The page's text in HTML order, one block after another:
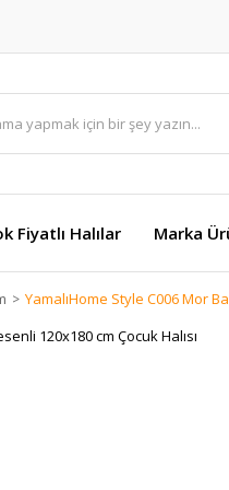
Fiyatlı Halılar Marka
YamalıHome Style C006 Mor